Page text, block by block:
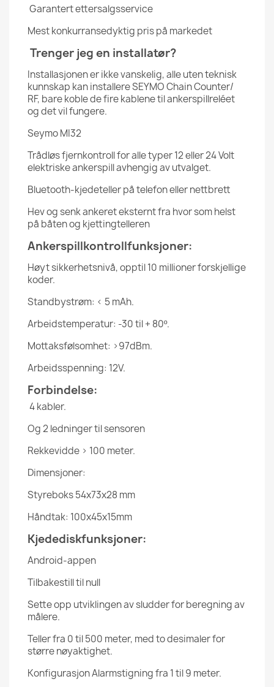
Garantert ettersalgsservice
Mest konkurransedyktig pris på markedet
Trenger jeg en installatør?
Installasjonen er ikke vanskelig, alle uten teknisk
kunnskap kan installere SEYMO Chain Counter/
RF, bare koble de fire kablene til ankerspillreléet
og det vil fungere.
Seymo MI32
Trådløs fjernkontroll for alle typer 12 eller 24 Volt
elektriske ankerspill avhengig av utvalget.
Bluetooth-kjedeteller på telefon eller nettbrett
Hev og senk ankeret eksternt fra hvor som helst
på båten og kjettingtelleren
Ankerspillkontrollfunksjoner:
Høyt sikkerhetsnivå, opptil 10 millioner forskjellige
koder.
Standbystrøm: < 5 mAh.
Arbeidstemperatur: -30 til + 80º.
Mottaksfølsomhet: >97dBm.
Arbeidsspenning: 12V.
Forbindelse:
4 kabler.
Og 2 ledninger til sensoren
Rekkevidde > 100 meter.
Dimensjoner:
Styreboks 54x73x28 mm
Håndtak: 100x45x15mm
Kjedediskfunksjoner:
Android-appen
Tilbakestill til null
Sette opp utviklingen av sludder for beregning av
målere.
Teller fra 0 til 500 meter, med to desimaler for
større nøyaktighet.
Konfigurasjon Alarmstigning fra 1 til 9 meter.